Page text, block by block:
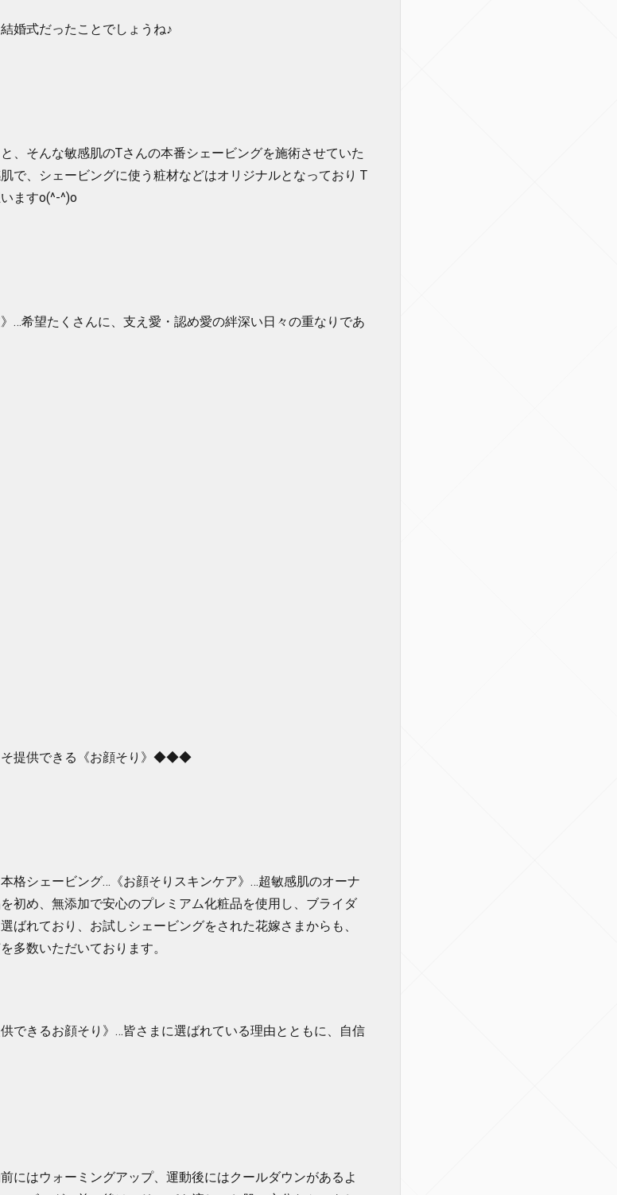
婚式だったことでしょうね♪
、そんな敏感肌のTさんの本番シェービングを施術させていた
で、シェービングに使う粧材などはオリジナルとなっており T
ますo(^-^)o
…希望たくさんに、支え愛・認め愛の絆深い日々の重なりであ
提供できる《お顔そり》◆◆◆
格シェービング…《お顔そりスキンケア》…超敏感肌のオーナ
初め、無添加で安心のプレミアム化粧品を使用し、ブライダ
ばれており、お試しシェービングをされた花嫁さまからも、
多数いただいております。
できるお顔そり》…皆さまに選ばれている理由とともに、自信
にはウォーミングアップ、運動後にはクールダウンがあるよ